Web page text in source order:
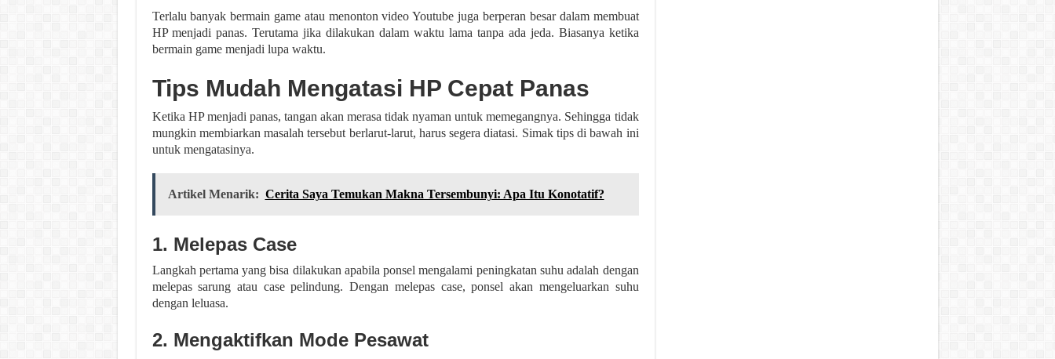
Terlalu banyak bermain game atau menonton video Youtube juga berperan besar dalam membuat
HP menjadi panas. Terutama jika dilakukan dalam waktu lama tanpa ada jeda. Biasanya ketika
bermain game menjadi lupa waktu.
Tips Mudah Mengatasi HP Cepat Panas
Ketika HP menjadi panas, tangan akan merasa tidak nyaman untuk memegangnya. Sehingga tidak
mungkin membiarkan masalah tersebut berlarut-larut, harus segera diatasi. Simak tips di bawah ini
untuk mengatasinya.
Artikel Menarik: Cerita Saya Temukan Makna Tersembunyi: Apa Itu Konotatif?
1. Melepas Case
Langkah pertama yang bisa dilakukan apabila ponsel mengalami peningkatan suhu adalah dengan
melepas sarung atau case pelindung. Dengan melepas case, ponsel akan mengeluarkan suhu
dengan leluasa.
2. Mengaktifkan Mode Pesawat